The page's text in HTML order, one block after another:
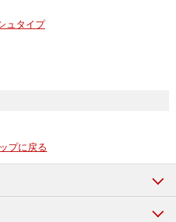
ュタイプ
プに戻る